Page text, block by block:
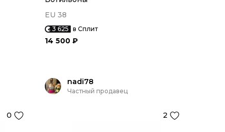
EU 38
3 625 в Сплит
14 500 ₽
0
nadi78
Частный продавец
2